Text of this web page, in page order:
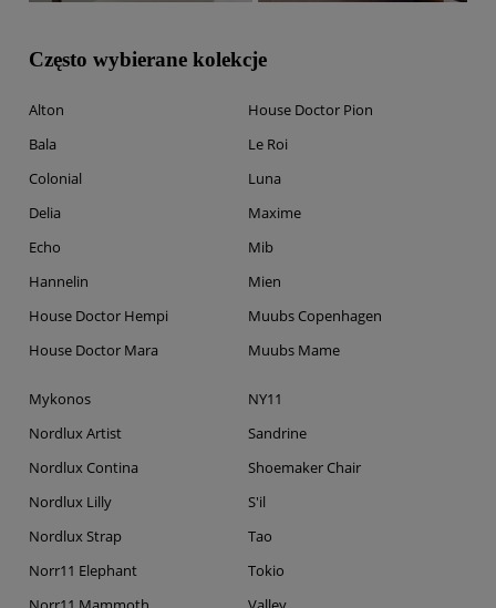
Często wybierane kolekcje
Alton
Bala
Colonial
Delia
Echo
Hannelin
House Doctor Hempi
House Doctor Mara
House Doctor Pion
Le Roi
Luna
Maxime
Mib
Mien
Muubs Copenhagen
Muubs Mame
Mykonos
Nordlux Artist
Nordlux Contina
Nordlux Lilly
Nordlux Strap
Norr11 Elephant
NY11
Sandrine
Shoemaker Chair
S'il
Tao
Tokio